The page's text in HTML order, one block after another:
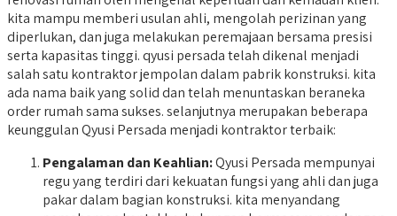
kita mampu memberi usulan ahli, mengolah perizinan yang
diperlukan, dan juga melakukan peremajaan bersama presisi
serta kapasitas tinggi. qyusi persada telah dikenal menjadi
salah satu kontraktor jempolan dalam pabrik konstruksi. kita
ada nama baik yang solid dan telah menuntaskan beraneka
order rumah sama sukses. selanjutnya merupakan beberapa
keunggulan Qyusi Persada menjadi kontraktor terbaik:
Pengalaman dan Keahlian:Qyusi Persada mempunyai
regu yang terdiri dari kekuatan fungsi yang ahli dan juga
pakar dalam bagian konstruksi. kita menyandang